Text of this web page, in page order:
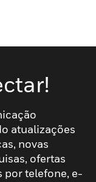
atualizações
novas
ofertas
por telefone, e-